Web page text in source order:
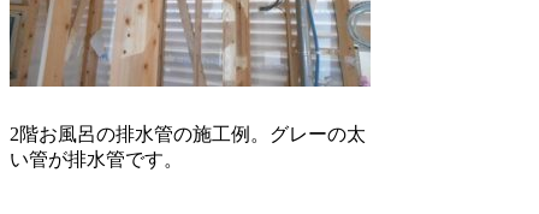
2階お風呂の排水管の施工例。グレーの太
い管が排水管です。